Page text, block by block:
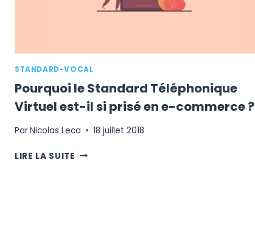
STANDARD-VOCAL
Pourquoi le Standard Téléphonique
Virtuel est-il si prisé en e-commerce ?
ParNicolas Leca 18 juillet 2018
LIRE LA SUITE POURQUOI